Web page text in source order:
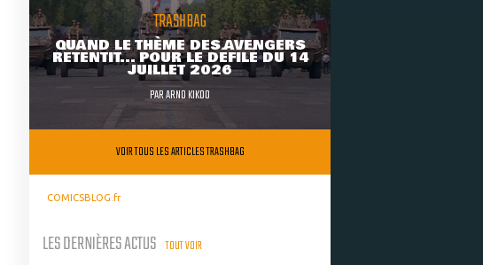
TRASHBAG
QUAND LE THÈME DES AVENGERS
RETENTIT... POUR LE DÉFILÉ DU 14
JUILLET 2026
PARARNO KIKOO
VOIR TOUS LES ARTICLES TRASHBAG
COMICSBLOG.fr
LES DERNIÈRES ACTUS TOUT VOIR